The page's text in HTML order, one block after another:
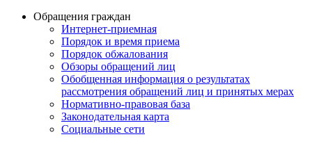
Обращения граждан
Интернет-приемная
Порядок и время приема
Порядок обжалования
Обзоры обращений лиц
Обобщенная информация о результатах
рассмотрения обращений лиц и принятых мерах
Нормативно-правовая база
Законодательная карта
Социальные сети